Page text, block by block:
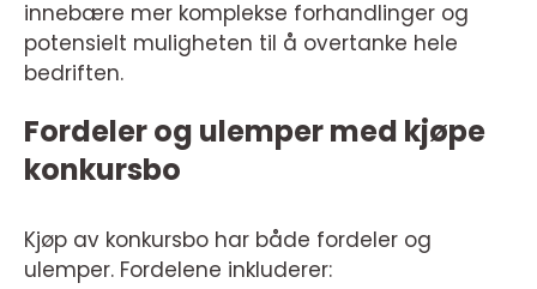
innebære mer komplekse forhandlinger og
potensielt muligheten til å overtanke hele
bedriften.
Fordeler og ulemper med kjøpe
konkursbo
Kjøp av konkursbo har både fordeler og
ulemper. Fordelene inkluderer: